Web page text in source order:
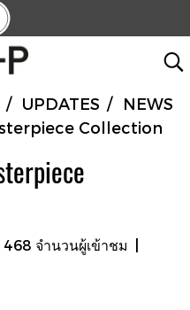
UPDATES
NEWS
Collection
468 จำนวนผู้เข้าชม